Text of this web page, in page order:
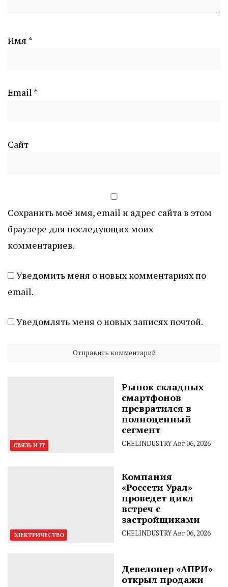
Имя *
Email *
Сайт
Сохранить моё имя, email и адрес сайта в этом
браузере для последующих моих
комментариев.
Уведомить меня о новых комментариях по
email.
Уведомлять меня о новых записях почтой.
СВЯЗЬ И IT
Рынок складных
смартфонов
превратился в
полноценный
сегмент
CHELINDUSTRYАвг 06, 2026
ЭЛЕКТРИЧЕСТВО
Компания
«Россети Урал»
проведет цикл
встреч с
застройщиками
CHELINDUSTRYАвг 06, 2026
Девелопер «АПРИ»
открыл продажи